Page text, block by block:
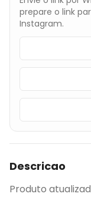
prepare o link
Instagram.
Descricao
Produto